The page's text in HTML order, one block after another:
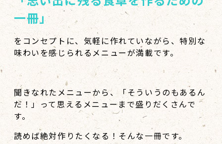
一冊」
をコンセプトに、気軽に作れていながら、特別な
味わいを感じられるメニューが満載です。
聞きなれたメニューから、「そういうのもあるん
だ！」って思えるメニューまで盛りだくさんで
す。
読めば絶対作りたくなる！そんな一冊です。